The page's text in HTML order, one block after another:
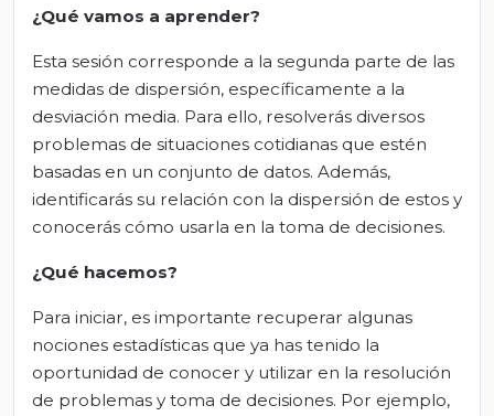
¿Qué vamos a aprender?
Esta sesión corresponde a la segunda parte de las
medidas de dispersión, específicamente a la
desviación media. Para ello, resolverás diversos
problemas de situaciones cotidianas que estén
basadas en un conjunto de datos. Además,
identificarás su relación con la dispersión de estos y
conocerás cómo usarla en la toma de decisiones.
¿Qué hacemos?
Para iniciar, es importante recuperar algunas
nociones estadísticas que ya has tenido la
oportunidad de conocer y utilizar en la resolución
de problemas y toma de decisiones. Por ejemplo,